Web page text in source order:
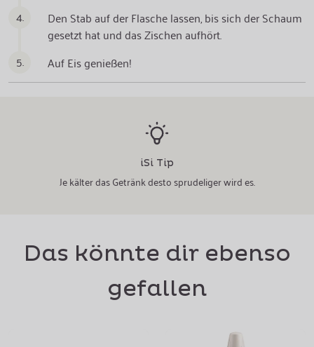
4.
Den Stab auf der Flasche lassen, bis sich der Schaum
gesetzt hat und das Zischen aufhört.
5.
Auf Eis genießen!
iSi Tip
Je kälter das Getränk desto sprudeliger wird es.
Das könnte dir ebenso
gefallen